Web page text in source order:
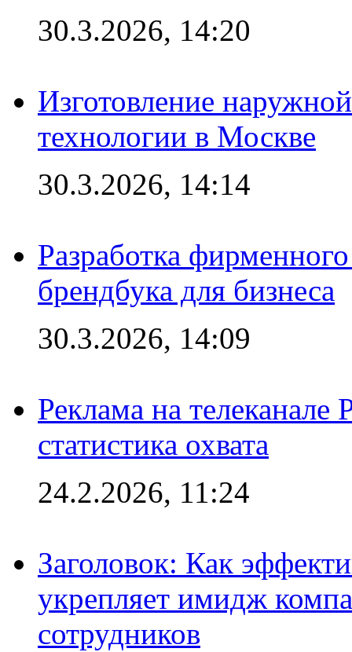
30.3.2026, 14:20
Изготовление
технологии в Москве
30.3.2026, 14:14
Разработка
брендбука для бизнеса
30.3.2026, 14:09
Реклама на
статистика охвата
24.2.2026, 11:24
Заголовок: Как
укрепляет имидж
сотрудников